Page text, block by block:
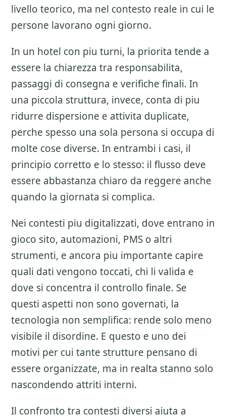
livello teorico, ma nel contesto reale in cui le
persone lavorano ogni giorno.
In un hotel con piu turni, la priorita tende a
essere la chiarezza tra responsabilita,
passaggi di consegna e verifiche finali. In
una piccola struttura, invece, conta di piu
ridurre dispersione e attivita duplicate,
perche spesso una sola persona si occupa di
molte cose diverse. In entrambi i casi, il
principio corretto e lo stesso: il flusso deve
essere abbastanza chiaro da reggere anche
quando la giornata si complica.
Nei contesti piu digitalizzati, dove entrano in
gioco sito, automazioni, PMS o altri
strumenti, e ancora piu importante capire
quali dati vengono toccati, chi li valida e
dove si concentra il controllo finale. Se
questi aspetti non sono governati, la
tecnologia non semplifica: rende solo meno
visibile il disordine. E questo e uno dei
motivi per cui tante strutture pensano di
essere organizzate, ma in realta stanno solo
nascondendo attriti interni.
Il confronto tra contesti diversi aiuta a